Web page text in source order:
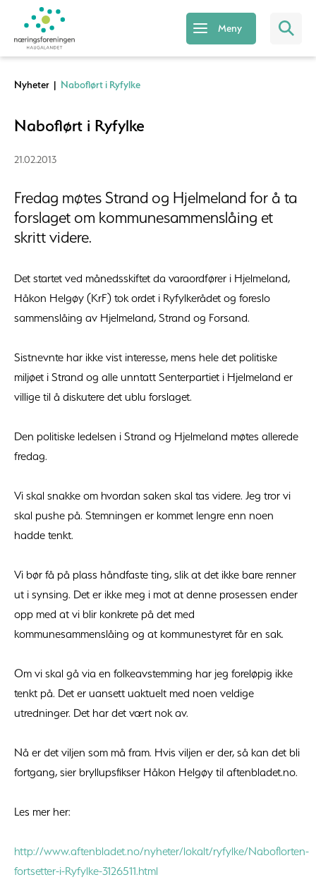
Meny
Nyheter | Naboflørt i Ryfylke
Naboflørt i Ryfylke
21.02.2013
Fredag møtes Strand og Hjelmeland for å ta
forslaget om kommunesammenslåing et
skritt videre.
Det startet ved månedsskiftet da varaordfører i Hjelmeland,
Håkon Helgøy (KrF) tok ordet i Ryfylkerådet og foreslo
sammenslåing av Hjelmeland, Strand og Forsand.
Sistnevnte har ikke vist interesse, mens hele det politiske
miljøet i Strand og alle unntatt Senterpartiet i Hjelmeland er
villige til å diskutere det ublu forslaget.
Den politiske ledelsen i Strand og Hjelmeland møtes allerede
fredag.
Vi skal snakke om hvordan saken skal tas videre. Jeg tror vi
skal pushe på. Stemningen er kommet lengre enn noen
hadde tenkt.
Vi bør få på plass håndfaste ting, slik at det ikke bare renner
ut i synsing. Det er ikke meg i mot at denne prosessen ender
opp med at vi blir konkrete på det med
kommunesammenslåing og at kommunestyret får en sak.
Om vi skal gå via en folkeavstemming har jeg foreløpig ikke
tenkt på. Det er uansett uaktuelt med noen veldige
utredninger. Det har det vært nok av.
Nå er det viljen som må fram. Hvis viljen er der, så kan det bli
fortgang, sier bryllupsfikser Håkon Helgøy til aftenbladet.no.
Les mer her:
http://www.aftenbladet.no/nyheter/lokalt/ryfylke/Naboflorten-
fortsetter-i-Ryfylke-3126511.html